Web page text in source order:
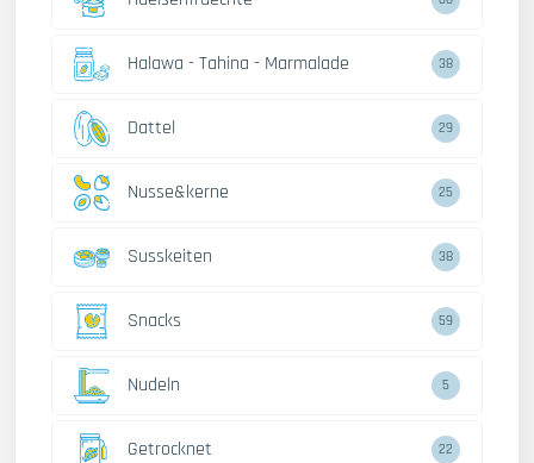
Halawa - Tahina - Marmalade 38
Dattel 29
Nusse&kerne 25
Susskeiten 38
Snacks 59
Nudeln 5
Getrocknet 22